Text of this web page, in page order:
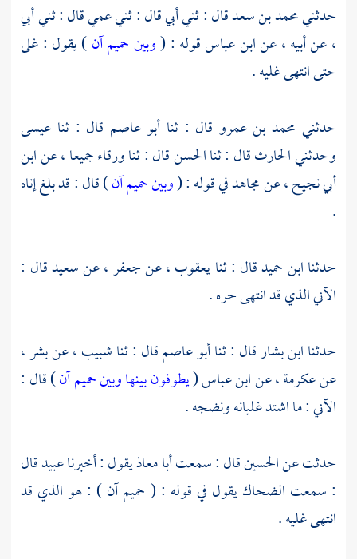
حدثنيمحمد بن سعدقال : ثني أبي قال : ثني عمي قال : ثني أبي
، عن أبيه ، عنابن عباسقوله : (وبين حميم آن) يقول : غلى
حتى انتهى غليه .
حدثني محمد بن عمرو قال : ثنا أبو عاصم قال : ثنا عيسى
وحدثنيالحارثقال : ثناالحسنقال : ثناورقاءجميعا ، عنابن
أبي نجيح، عنمجاهدفي قوله : (وبين حميم آن) قال : قد بلغ إناه
.
حدثناابن حميدقال : ثنايعقوب، عنجعفر، عنسعيدقال :
الآني الذي قد انتهى حره .
حدثناابن بشارقال : ثناأبو عاصمقال : ثناشبيب، عنبشر،
عنعكرمة، عنابن عباس(يطوفون بينها وبين حميم آن) قال :
الآني : ما اشتد غليانه ونضجه .
حدثت عنالحسينقال : سمعتأبا معاذيقول : أخبرناعبيدقال
: سمعت الضحاكيقول في قوله : ( حميم آن ) : هو الذي قد
انتهى غليه .